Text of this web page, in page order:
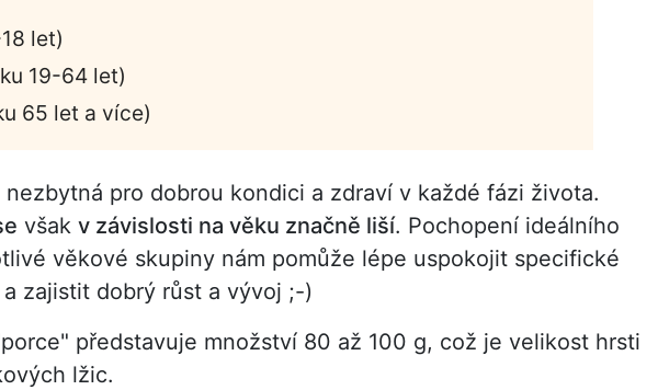
let)
19-64 let)
65 let a více)
pro dobrou kondici a zdraví v každé fázi života.
však v závislosti na věku značně liší. Pochopení ideálního
věkové skupiny nám pomůže lépe uspokojit specifické
zajistit dobrý růst a vývoj ;-)
představuje množství 80 až 100 g, což je velikost hrsti
lžic.